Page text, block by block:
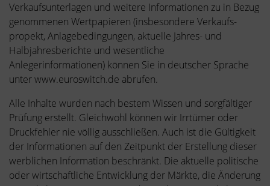
Verkaufsunterlagen und weitere Informationen zu in Bezug
genommenen Wertpapieren (insbesondere Verkaufs-
propekt, Anlagebedingungen, aktuelle Jahres- und
Halbjahresberichte und wesentliche
Anlegerinformationen) können Sie in deutscher Sprache
unter www.euroswitch.de abrufen.
Alle Inhalte wurden nach bestem Wissen und sorgfältiger
Prüfung erstellt. Gleichwohl können wir Irrtümer oder
Druckfehler nie völlig ausschließen. Auch ist die Gültigkeit
der Informationen auf den Zeitpunkt der Erstellung dieser
werblichen Information beschränkt. Die aktuelle politische
oder wirtschaftliche Entwicklung der Märkte, die Änderung